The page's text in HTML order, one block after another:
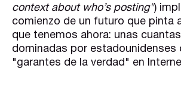
context about who’s posting")
comienzo de un futuro que pinta
que tenemos ahora: unas
dominadas por estadounidenses
"garantes de la verdad" en